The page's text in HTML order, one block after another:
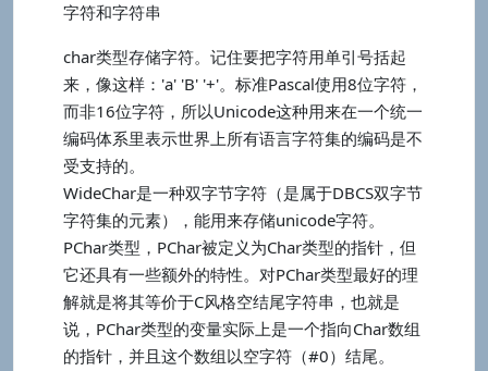
字符和字符串
char类型存储字符。记住要把字符用单引号括起
来，像这样：'a' 'B' '+'。标准Pascal使用8位字符，
而非16位字符，所以Unicode这种用来在一个统一
编码体系里表示世界上所有语言字符集的编码是不
受支持的。
WideChar是一种双字节字符（是属于DBCS双字节
字符集的元素），能用来存储unicode字符。
PChar类型，PChar被定义为Char类型的指针，但
它还具有一些额外的特性。对PChar类型最好的理
解就是将其等价于C风格空结尾字符串，也就是
说，PChar类型的变量实际上是一个指向Char数组
的指针，并且这个数组以空字符（#0）结尾。